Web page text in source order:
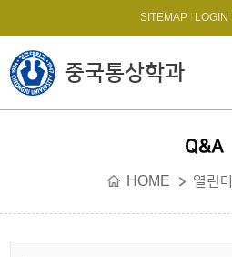
본문 바로
중국통상학과
SITEMAP LOGIN
Q&A
HOME 열린